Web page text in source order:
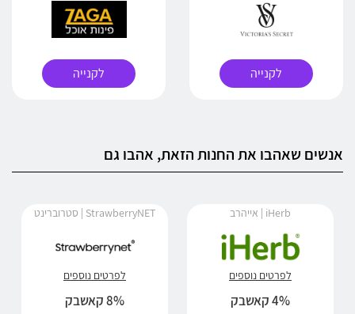
לקנייה לקנייה
אנשים שאהבו את החנות הזאת, אהבו גם
iHerb | אייהרב
לפרטים נוספים
4% קאשבק
StrawberryNET | סטרוברינט
לפרטים נוספים
8% קאשבק